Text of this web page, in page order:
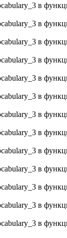
в
в
в
в
в
в
в
в
в
в
в
в
в